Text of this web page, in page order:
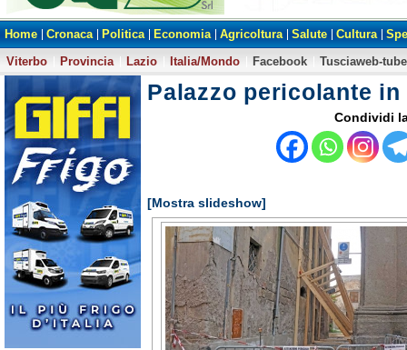
Home Cronaca Politica Economia Agricoltura Salute Cultura
Viterbo
Provincia Lazio Italia/Mondo Facebook Tusciaweb-tube
Palazzo pericolante
Condividi
[Mostra slideshow]